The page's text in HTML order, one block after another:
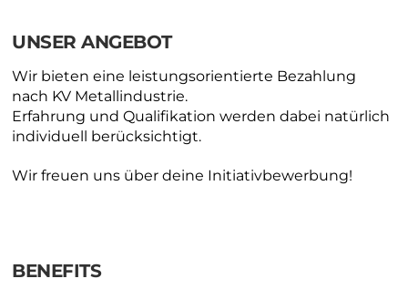
UNSER ANGEBOT
Wir bieten eine leistungsorientierte Bezahlung
nach KV Metallindustrie.
Erfahrung und Qualifikation werden dabei natürlich
individuell berücksichtigt.
Wir freuen uns über deine Initiativbewerbung!
BENEFITS